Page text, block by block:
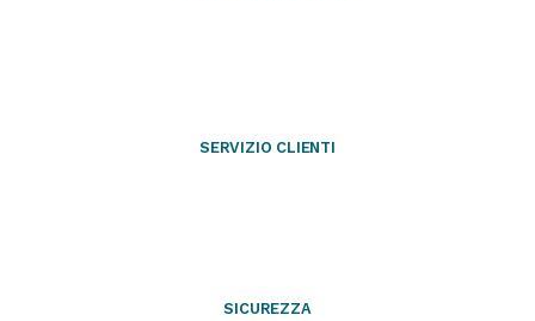
SERVIZIO CLIENTI
SICUREZZA